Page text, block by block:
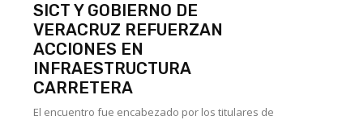
SICT Y GOBIERNO DE
VERACRUZ REFUERZAN
ACCIONES EN
INFRAESTRUCTURA
CARRETERA
El encuentro fue encabezado por los titulares de